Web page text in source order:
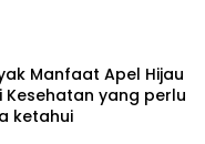
Manfaat Apel Hijau
Kesehatan yang perlu
ketahui